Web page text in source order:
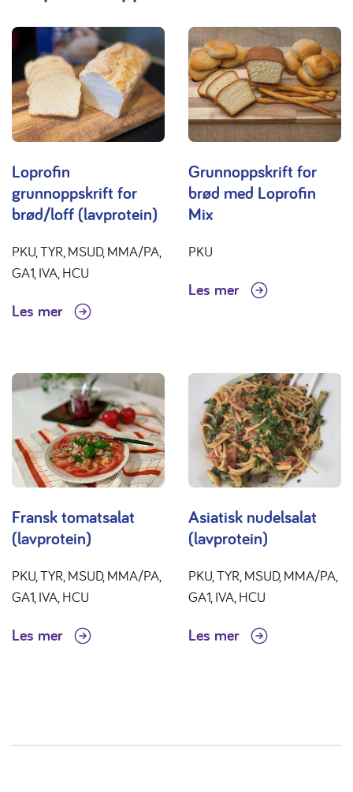
Loprofin
grunnoppskrift for
brød/loff (lavprotein)
PKU, TYR, MSUD, MMA/PA,
GA1, IVA, HCU
Les mer
Grunnoppskrift for
brød med Loprofin
Mix
PKU
Les mer
Fransk tomatsalat
(lavprotein)
PKU, TYR, MSUD, MMA/PA,
GA1, IVA, HCU
Les mer
Asiatisk nudelsalat
(lavprotein)
PKU, TYR, MSUD, MMA/PA,
GA1, IVA, HCU
Les mer